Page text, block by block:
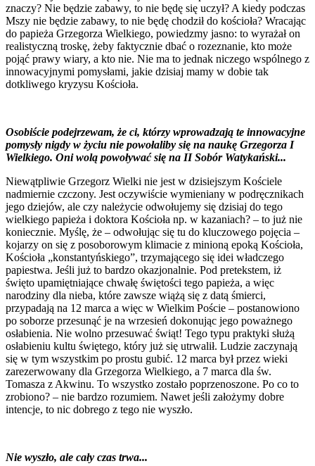
znaczy? Nie będzie zabawy, to nie będę się uczył? A kiedy podczas
Mszy nie będzie zabawy, to nie będę chodził do kościoła? Wracając
do papieża Grzegorza Wielkiego, powiedzmy jasno: to wyrażał on
realistyczną troskę, żeby faktycznie dbać o rozeznanie, kto może
pojąć prawy wiary, a kto nie. Nie ma to jednak niczego wspólnego z
innowacyjnymi pomysłami, jakie dzisiaj mamy w dobie tak
dotkliwego kryzysu Kościoła.
Osobiście podejrzewam, że ci, którzy wprowadzają te innowacyjne
pomysły nigdy w życiu nie powołaliby się na naukę Grzegorza I
Wielkiego. Oni wolą powoływać się na II Sobór Watykański...
Niewątpliwie Grzegorz Wielki nie jest w dzisiejszym Kościele
nadmiernie czczony. Jest oczywiście wymieniany w podręcznikach
jego dziejów, ale czy należycie odwołujemy się dzisiaj do tego
wielkiego papieża i doktora Kościoła np. w kazaniach? – to już nie
koniecznie. Myślę, że – odwołując się tu do kluczowego pojęcia –
kojarzy on się z posoborowym klimacie z minioną epoką Kościoła,
Kościoła „konstantyńskiego”, trzymającego się idei władczego
papiestwa. Jeśli już to bardzo okazjonalnie. Pod pretekstem, iż
święto upamiętniające chwałę świętości tego papieża, a więc
narodziny dla nieba, które zawsze wiążą się z datą śmierci,
przypadają na 12 marca a więc w Wielkim Poście – postanowiono
po soborze przesunąć je na wrzesień dokonując jego poważnego
osłabienia. Nie wolno przesuwać świąt! Tego typu praktyki służą
osłabieniu kultu świętego, który już się utrwalił. Ludzie zaczynają
się w tym wszystkim po prostu gubić. 12 marca był przez wieki
zarezerwowany dla Grzegorza Wielkiego, a 7 marca dla św.
Tomasza z Akwinu. To wszystko zostało poprzenoszone. Po co to
zrobiono? – nie bardzo rozumiem. Nawet jeśli założymy dobre
intencje, to nic dobrego z tego nie wyszło.
Nie wyszło, ale cały czas trwa...